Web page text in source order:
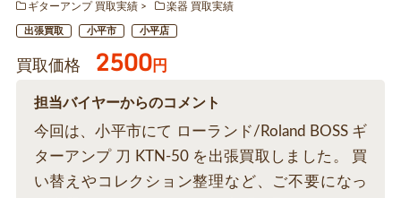
ギターアンプ 買取実績
楽器 買取実績
出張買取 小平市 小平店
買取価格 2500円
担当バイヤーからのコメント
今回は、小平市にて ローランド/Roland BOSS ギ
ターアンプ 刀 KTN-50 を出張買取しました。 買
い替えやコレクション整理など、ご不要になっ